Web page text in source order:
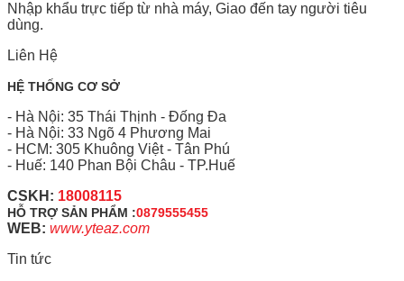
Nhập khẩu trực tiếp từ nhà máy, Giao đến tay người tiêu
dùng.
Liên Hệ
HỆ THỐNG CƠ SỞ
- Hà Nội: 35 Thái Thịnh - Đống Đa
- Hà Nội: 33 Ngõ 4 Phương Mai
- HCM: 305 Khuông Việt - Tân Phú
- Huế: 140 Phan Bội Châu - TP.Huế
CSKH: 18008115
HỖ TRỢ SẢN PHẨM :0879555455
WEB: www.yteaz.com
Tin tức